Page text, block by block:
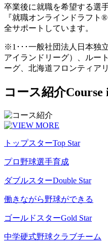
卒業後に就職を希望する選
『就職オンラインドラフ
全サポートしています。
※1･･･一般社団法人日本独
アイランドリーグ）、ルー
ーグ、北海道フロンティアリ
コース紹介Course
トップスターTop Star
プロ野球選手育成
ダブルスターDouble Star
働きながら野球ができる
ゴールドスターGold Star
中学硬式野球クラブチーム